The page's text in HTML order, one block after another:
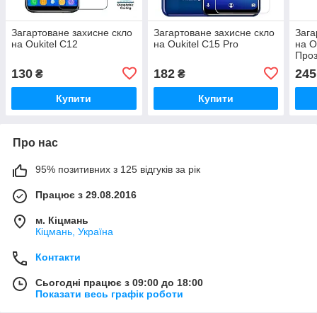
Загартоване захисне скло
на Oukitel C12
130 ₴
Купити
Загартоване захисне скло
на Oukitel C15 Pro
182₴
Купити
на
245
Про нас
95% позитивних з 125 відгуків за рік
Працює з 29.08.2016
м. Кіцмань
Кіцмань, Україна
Контакти
Сьогодні працює з 09:00 до 18:00
Показати весь графік роботи